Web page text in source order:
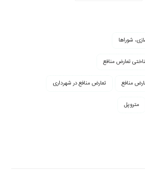
شوراها
تعارض منافع
منافع تعارض منافع در شهرداری
متروپل